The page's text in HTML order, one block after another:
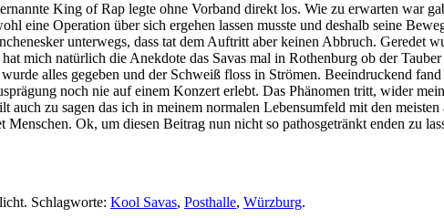
King of Rap legte ohne Vorband direkt los. Wie zu erwarten war
eine Operation über sich ergehen lassen musste und deshalb seine
unterwegs, dass tat dem Auftritt aber keinen Abbruch. Geredet
mich natürlich die Anekdote das Savas mal in Rothenburg ob der
alles gegeben und der Schweiß floss in Strömen. Beeindruckend
noch nie auf einem Konzert erlebt. Das Phänomen tritt, wider
zu sagen das ich in meinem normalen Lebensumfeld mit den
Ok, um diesen Beitrag nun nicht so pathosgetränkt enden zu
Schlagworte: Kool Savas, Posthalle, Würzburg.